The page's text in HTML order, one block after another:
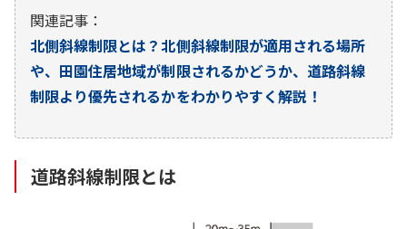
関連記事：
北側斜線制限とは？北側斜線制限が適用される場所
や、田園住居地域が制限されるかどうか、道路斜線
制限より優先されるかをわかりやすく解説！
道路斜線制限とは